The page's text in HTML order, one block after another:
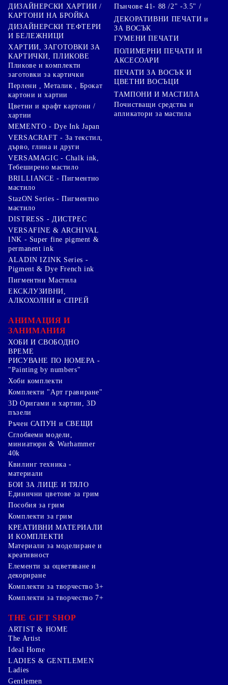
ДИЗАЙНЕРСКИ ХАРТИИ /
КАРТОНИ НА БРОЙКА
ДИЗАЙНЕРСКИ ТЕФТЕРИ
И БЕЛЕЖНИЦИ
ХАРТИИ, ЗАГОТОВКИ ЗА
КАРТИЧКИ, ПЛИКОВЕ
Пликове и комплекти
заготовки за картички
Перлени , Металик , Брокат
картони и хартии
Цветни и крафт картони /
хартии
Пънчове 41- 88 /2" -3.5" /
ДЕКОРАТИВНИ ПЕЧАТИ и
ЗА ВОСЪК
ГУМЕНИ ПЕЧАТИ
ПОЛИМЕРНИ ПЕЧАТИ И
АКСЕСОАРИ
ПЕЧАТИ ЗА ВОСЪК И
ЦВЕТНИ ВОСЪЦИ
ТАМПОНИ И МАСТИЛА
Почистващи средства и
апликатори за мастила
MEMENTO - Dye Ink Japan
VERSACRAFT - За текстил,
дърво, глина и други
VERSAMAGIC - Chalk ink,
Тебеширено мастило
BRILLIANCE - Пигментно
мастило
StazON Series - Пигментно
мастило
DISTRESS - ДИСТРЕС
VERSAFINE & ARCHIVAL
INK - Super fine pigment &
permanent ink
ALADIN IZINK Series -
Pigment & Dye French ink
Пигментни Мастила
ЕКСКЛУЗИВНИ,
АЛКОХОЛНИ и СПРЕЙ
АНИМАЦИЯ И
ЗАНИМАНИЯ
ХОБИ И СВОБОДНО
ВРЕМЕ
РИСУВАНЕ ПО НОМЕРА -
"Painting by numbers"
Хоби комплекти
Комплекти "Арт гравиране"
3D Оригами и хартии, 3D
пъзели
Ръчен САПУН и СВЕЩИ
Сглобяеми модели,
миниатюри & Warhammer
40k
Квилинг техника -
материали
БОИ ЗА ЛИЦЕ И ТЯЛО
Единични цветове за грим
Пособия за грим
Комплекти за грим
КРЕАТИВНИ МАТЕРИАЛИ
И КОМПЛЕКТИ
Mатериали за моделиране и
креативност
Елементи за оцветяване и
декориране
Комплекти за творчество 3+
Комплекти за творчество 7+
THE GIFT SHOP
ARTIST & HOME
The Artist
Ideal Home
LADIES & GENTLEMEN
Ladies
Gentlemen